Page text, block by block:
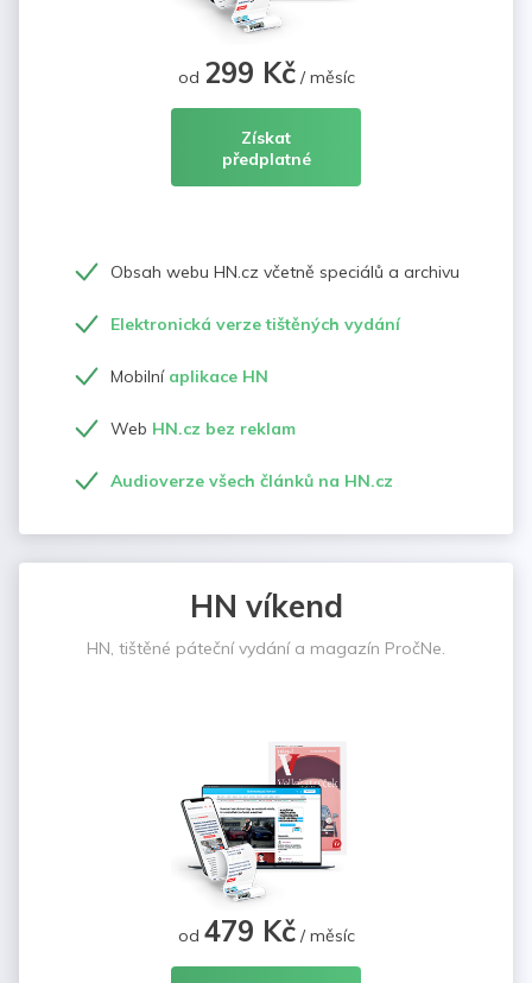
od 299 Kč/ měsíc
Získat
předplatné
Obsah webu HN.cz včetně speciálů a archivu
Elektronická verze tištěných vydání
Mobilní aplikace HN
Web HN.cz bez reklam
Audioverze všech článků na HN.cz
HN víkend
HN, tištěné páteční vydání a magazín PročNe.
od 479 Kč/ měsíc